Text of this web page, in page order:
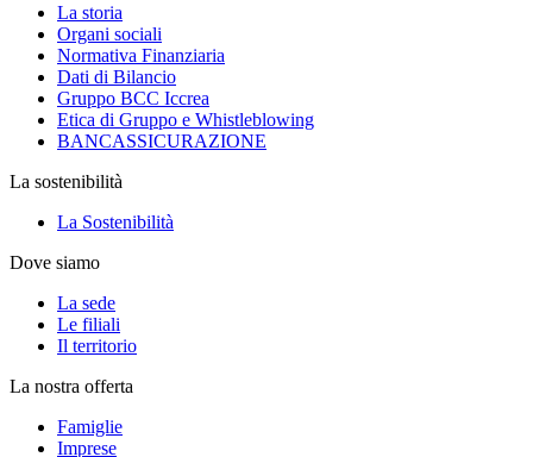
La storia
Organi sociali
Normativa Finanziaria
Dati di Bilancio
Gruppo BCC Iccrea
Etica di Gruppo e Whistleblowing
BANCASSICURAZIONE
La sostenibilità
La Sostenibilità
Dove siamo
La sede
Le filiali
Il territorio
La nostra offerta
Famiglie
Imprese